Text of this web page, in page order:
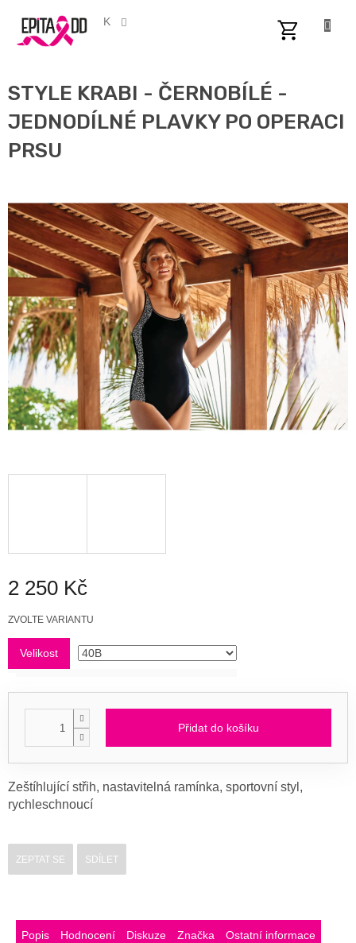
obsah
CZK
STYLE KRABI - ČERNOBÍLÉ -
JEDNODÍLNÉ PLAVKY PO OPERACI
PRSU
2 250 Kč
Měrná
ZVOLTE VARIANTU
Velikost
Přidat do košíku
Zeštíhlující střih, nastavitelná ramínka, sportovní styl,
rychleschnoucí
ZEPTAT SE SDÍLET
Popis Hodnocení Diskuze Značka Ostatní informace